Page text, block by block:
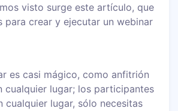
visto surge este artículo, que
para crear y ejecutar un webinar
es casi mágico, como anfitrión
cualquier lugar; los participantes
cualquier lugar, sólo necesitas